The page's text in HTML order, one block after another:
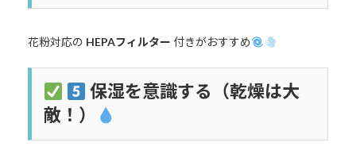
花粉対応の HEPAフィルター 付きがおすすめ
保湿を意識する（乾燥は大
敵！）